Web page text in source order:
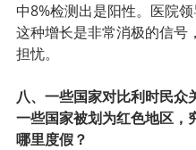
中8%检测出是阳性。医院领
这种增长是非常消极的信号
担忧。
八、一些国家对比利时民众
一些国家被划为红色地区，
哪里度假？